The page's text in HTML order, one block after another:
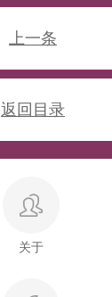
上一条
返回目录
关于